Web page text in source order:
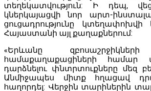
տեղեկատվություն: Ի դեպ,
կներկայացվի նոր արտ-
ցուցադրությունը կտեղափոխվի
Հայաստանի այլ քաղաքներում:
«Երևանը
համաքաղաքացիների համար
դարձնելու փնտրտուքները մեզ
Անմիջապես միտք հղացավ
հաղորդել: Վերջին տարիներին